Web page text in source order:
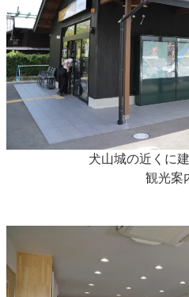
犬山城の近くに
観光案